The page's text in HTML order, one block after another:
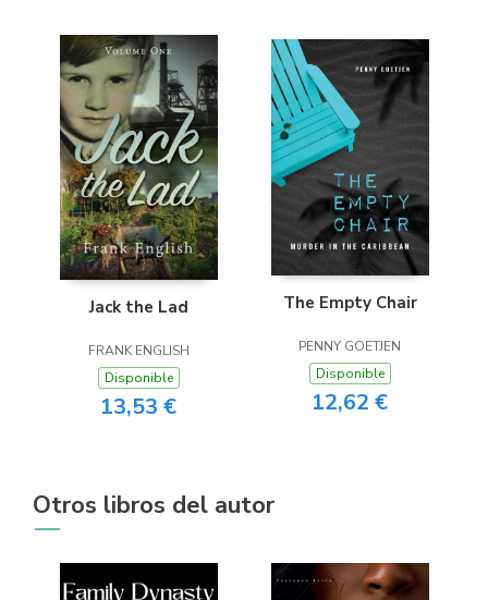
Jack the Lad
FRANK ENGLISH
Disponible
13,53 €
The Empty Chair
PENNY GOETJEN
Disponible
12,62 €
Otros libros del autor